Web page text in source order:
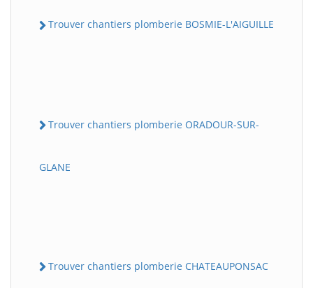
Trouver chantiers plomberie BOSMIE-L'AIGUILLE
Trouver chantiers plomberie ORADOUR-SUR-
GLANE
Trouver chantiers plomberie CHATEAUPONSAC